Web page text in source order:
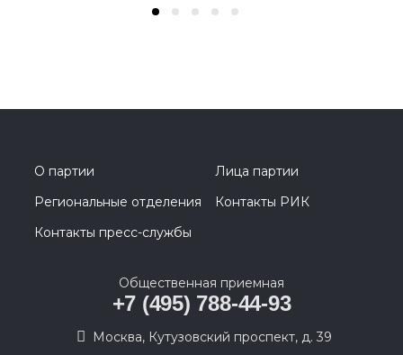
О партии
Лица партии
Региональные отделения
Контакты РИК
Контакты пресс-службы
Общественная приемная
+7 (495) 788-44-93
Москва, Кутузовский проспект, д. 39